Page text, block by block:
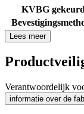
KVBG gekeurd
Lees meer
Verantwoordelijk
informatie over de